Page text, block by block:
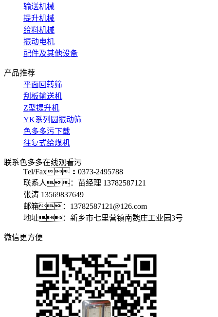
输送机械
提升机械
给料机械
振动电机
配件及其他设备
产品推荐
平面回转筛
刮板输送机
Z型提升机
YK系列圆振动筛
色多多污下载
往复式给煤机
联系色多多在线观看污
Tel/Fax：0373-2495788
联系人：苗经理 13782587121
张涛 13569837649
邮箱：13782587121@126.com
地址：新乡市七里营镇南魏庄工业园3号
微信更方便